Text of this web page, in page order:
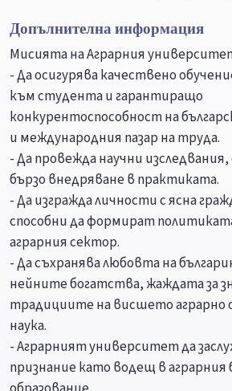
Допълнителна информация
Мисията на Аграрния
- Да осигурява качествено
към студента и гарантиращо
конкурентоспособност на
и международния пазар на труда.
- Да провежда научни
бързо внедряване в практиката.
- Да изгражда личности с ясна
способни да формират
аграрния сектор.
- Да съхранява любовта на
нейните богатства, жаждата за
традициите на висшето аграрно
наука.
- Аграрният университет да
признание като водещ в аграрния